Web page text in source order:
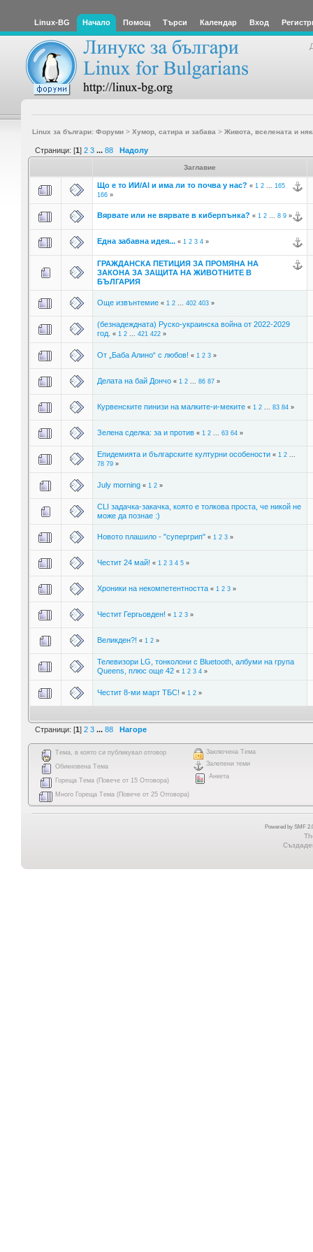
Linux-BG Начало Помощ Търси Календар Вход
Linux за българи: Форуми> Хумор, сатира и забава > Живота, вселената и
Страници: [1] 2 3 ... 88 Надолу
Заглавие
Що е то ИИ/AI и има ли то почва у нас? « 1 2... 165
166»
Вярвате или не вярвате в киберпънка? « 1 2... 8 9»
Една забавна идея... « 1 2 3 4»
ГРАЖДАНСКА ПЕТИЦИЯ ЗА ПРОМЯНА НА
ЗАКОНА ЗА ЗАЩИТА НА ЖИВОТНИТЕ В
БЪЛГАРИЯ
Още извънтемие « 1 2... 402 403»
(безнадеждната) Руско-украинска война от 2022-2029
год. « 1 2... 421 422»
От „Баба Алино“ с любов! « 1 2 3»
Делата на бай Дончо « 1 2... 86 87»
Курвенските пинизи на малките-и-меките « 1 2... 83 84»
Зелена сделка: за и против « 1 2... 63 64»
Епидемията и българските културни особености « 1 2...
78 79»
July morning « 1 2»
CLI задачка-закачка, която е толкова проста, че никой не
може да познае :)
Новото плашило - "супергрип" « 1 2 3»
Честит 24 май! « 1 2 3 4 5»
Хроники на некомпетентността « 1 2 3»
Честит Гергьовден! « 1 2 3»
Великден?! « 1 2»
Телевизори LG, тонколони с Bluetooth, албуми на група
Queens, плюс още 42 « 1 2 3 4»
Честит 8-ми март ТБС! « 1 2»
Страници: [1] 2 3 ... 88 Нагоре
Тема, в която си публикувал отговор
Обикновена Тема
Гореща Тема (Повече от 15 Отговора)
Много Гореща Тема (Повече от 25 Отговора)
Заключена Тема
Залепени теми
Анкета
Powered by SMF